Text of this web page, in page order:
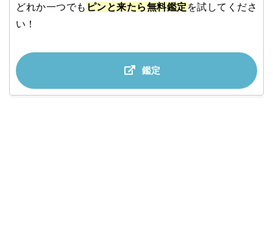
どれか一つでも ピンと来たら無料鑑定 を試してくださ
い！
鑑定